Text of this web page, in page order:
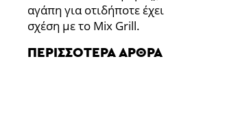
αγάπη για οτιδήποτε έχει
σχέση με το Mix Grill.
ΠΕΡΙΣΣΌΤΕΡΑ ΆΡΘΡΑ